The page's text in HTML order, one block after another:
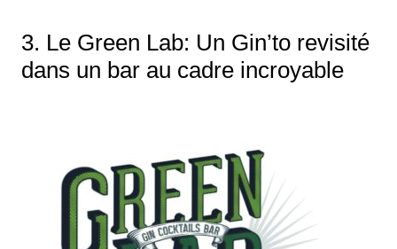
3. Le Green Lab: Un Gin’to revisité
dans un bar au cadre incroyable